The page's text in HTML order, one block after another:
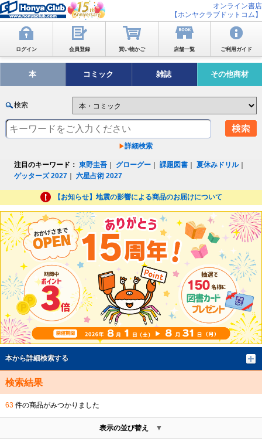
オンライン書店
【ホンヤクラブドットコム】
ログイン 会員登録 買い物かご 店舗一覧 ご利用ガイド
本 コミック 雑誌 その他商材
検索
詳細検索
注目のキーワード： 東野圭吾 グローグー ｜課題図書 ｜夏休みドリル｜
ゲッターズ 2027 ｜六星占術 2027
【お知らせ】地震の影響による商品のお届けについて
本から詳細検索する
検索結果
63件の商品がみつかりました
表示の並び替え